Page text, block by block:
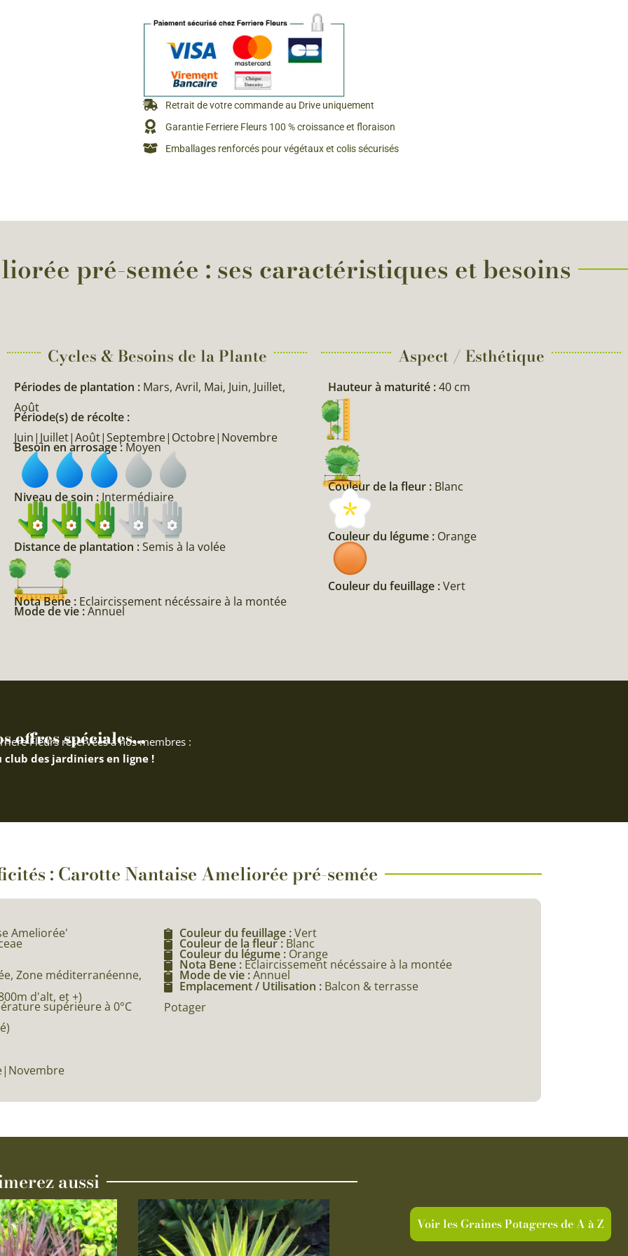
Semences & Graines Spéciales Fraîcheur
d’Antan
Bulbes de fleurs de A à Z
Bulbes du Potager
Retrait de votre commande au Drive uniquement
Garantie Ferriere Fleurs 100 % croissance et floraison
Emballages renforcés pour végétaux et colis sécurisés
pré-semée : ses caractéristiques et besoins
Cycles & Besoins de la Plante​
Périodes de plantation : Mars, Avril, Mai, Juin, Juillet,
Août
Période(s) de récolte :
Juin|Juillet|Août|Septembre|Octobre|Novembre
Besoin en arrosage :Moyen
Niveau de soin :Intermédiaire
Distance de plantation :Semis à la volée
Nota Bene : Eclaircissement nécéssaire à la montée
Mode de vie :Annuel
Aspect / Esthétique
Hauteur à maturité :40 cm
Couleur de la fleur : Blanc
Couleur du légume : Orange
Couleur du feuillage :Vert
offres spéciales...
Fleurs réservées à nos membres :
club des jardiniers en ligne !
: Carotte Nantaise Ameliorée pré-semée
Ameliorée'
Zone méditerranéenne,
d'alt, et +)
supérieure à 0°C
Couleur du feuillage :Vert
Couleur de la fleur : Blanc
Couleur du légume : Orange
Nota Bene : Eclaircissement nécéssaire à la montée
Mode de vie :Annuel
Emplacement / Utilisation : Balcon & terrasse
Potager
aussi
Ce
produit
a
Voir les Graines Potageres de A à Z